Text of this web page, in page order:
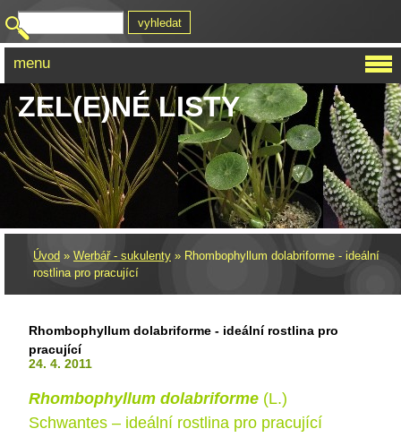
ZEL(E)NÉ LISTY
Úvod » Werbář - sukulenty » Rhombophyllum dolabriforme - ideální
rostlina pro pracující
Rhombophyllum dolabriforme - ideální rostlina pro
pracující
24. 4. 2011
Rhombophyllum dolabriforme (L.)
Schwantes – ideální rostlina pro pracující
menu